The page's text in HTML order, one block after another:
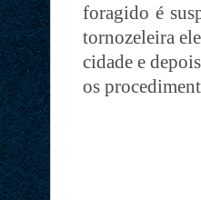
foragido é
tornozeleira
cidade e
os